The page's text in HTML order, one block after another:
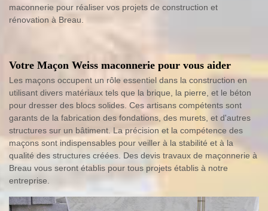
maconnerie pour réaliser vos projets de construction et
rénovation à Breau.
Votre Maçon Weiss maconnerie pour vous aider
Les maçons occupent un rôle essentiel dans la construction en
utilisant divers matériaux tels que la brique, la pierre, et le béton
pour dresser des blocs solides. Ces artisans compétents sont
garants de la fabrication des fondations, des murets, et d'autres
structures sur un bâtiment. La précision et la compétence des
maçons sont indispensables pour veiller à la stabilité et à la
qualité des structures créées. Des devis travaux de maçonnerie à
Breau vous seront établis pour tous projets établis à notre
entreprise.